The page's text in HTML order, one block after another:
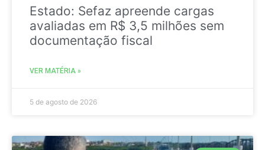
Estado: Sefaz apreende cargas
avaliadas em R$ 3,5 milhões sem
documentação fiscal
VER MATÉRIA »
5 de agosto de 2026